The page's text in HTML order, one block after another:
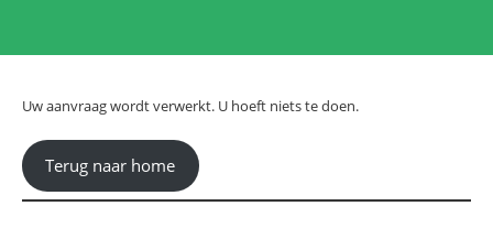
Uw aanvraag wordt verwerkt. U hoeft niets te doen.
Terug naar home